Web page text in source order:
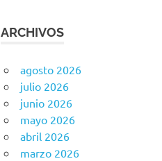
ARCHIVOS
agosto 2026
julio 2026
junio 2026
mayo 2026
abril 2026
marzo 2026